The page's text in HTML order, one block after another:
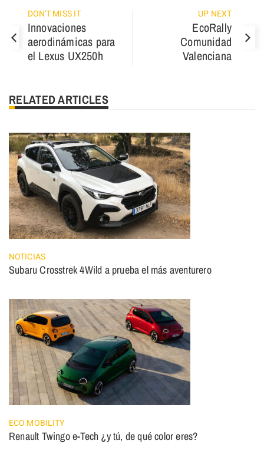
DON'T MISS IT
Innovaciones
aerodinámicas para
el Lexus UX250h
UP NEXT
EcoRally
Comunidad
Valenciana
RELATED ARTICLES
NOTICIAS
Subaru Crosstrek 4Wild a prueba el más aventurero
ECO MOBILITY
Renault Twingo e-Tech ¿y tú, de qué color eres?